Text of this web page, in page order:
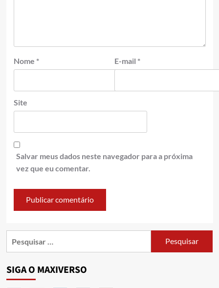
Nome * E-mail *
Site
Salvar meus dados neste navegador para a próxima
vez que eu comentar.
SIGA O MAXIVERSO